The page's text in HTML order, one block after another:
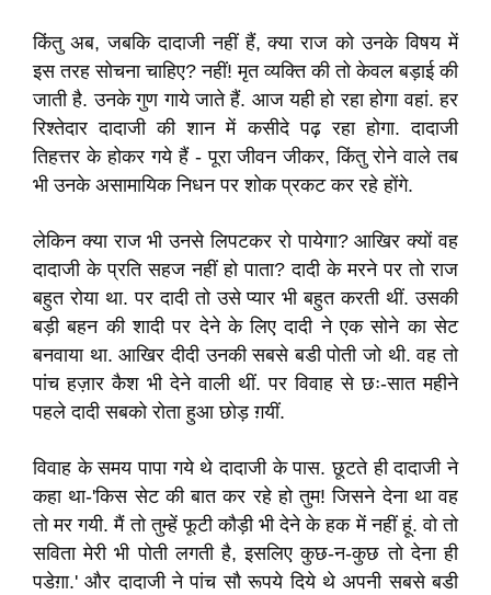
किंतु अब, जबकि दादाजी नहीं हैं, क्या राज को उनके विषय में
इस तरह सोचना चाहिए? नहीं! मृत व्यक्ति की तो केवल बड़ाई की
जाती है. उनके गुण गाये जाते हैं. आज यही हो रहा होगा वहां. हर
रिश्तेदार दादाजी की शान में कसीदे पढ़ रहा होगा. दादाजी
तिहत्तर के होकर गये हैं - पूरा जीवन जीकर, किंतु रोने वाले तब
भी उनके असामायिक निधन पर शोक प्रकट कर रहे होंगे.
लेकिन क्या राज भी उनसे लिपटकर रो पायेगा? आखिर क्यों वह
दादाजी के प्रति सहज नहीं हो पाता? दादी के मरने पर तो राज
बहुत रोया था. पर दादी तो उसे प्यार भी बहुत करती थीं. उसकी
बड़ी बहन की शादी पर देने के लिए दादी ने एक सोने का सेट
बनवाया था. आखिर दीदी उनकी सबसे बडी पोती जो थी. वह तो
पांच हज़ार कैश भी देने वाली थीं. पर विवाह से छः-सात महीने
पहले दादी सबको रोता हुआ छोड़ ग़यीं.
विवाह के समय पापा गये थे दादाजी के पास. छूटते ही दादाजी ने
कहा था-'किस सेट की बात कर रहे हो तुम! जिसने देना था वह
तो मर गयी. मैं तो तुम्हें फूटी कौड़ी भी देने के हक में नहीं हूं. वो तो
सविता मेरी भी पोती लगती है, इसलिए कुछ-न-कुछ तो देना ही
पडेग़ा.' और दादाजी ने पांच सौ रूपये दिये थे अपनी सबसे बडी